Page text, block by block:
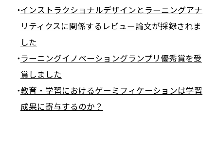
インストラクショナルデザインとラーニングアナ
リティクスに関係するレビュー論文が採録されま
した
ラーニングイノベーショングランプリ優秀賞を受
賞しました
教育・学習におけるゲーミフィケーションは学習
成果に寄与するのか？